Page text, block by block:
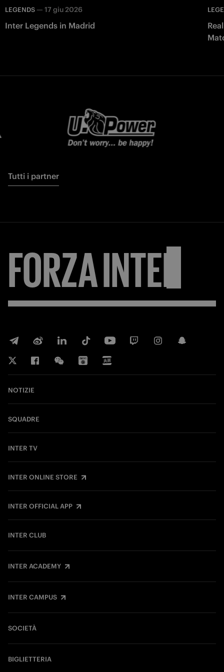
LEGENDS — 17 giu 2026
Inter Legends in Madrid
Tutti i partner
FORZAINTER
NOTIZIE
SQUADRE
INTER TV
INTER ONLINE STORE
INTER OFFICIAL APP
INTER CLUB
INTER ACADEMY
INTER CAMPUS
SOCIETÀ
BIGLIETTERIA